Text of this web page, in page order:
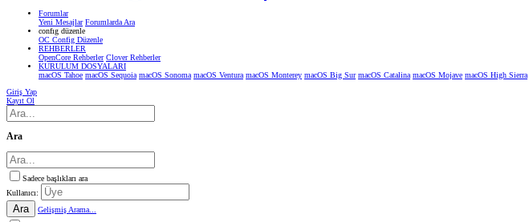
Forumlar
Yeni Mesajlar Forumlarda Ara
confıg düzenle
OC Config Düzenle
REHBERLER
OpenCore Rehberler Clover Rehberler
KURULUM DOSYALARI
macOS Tahoe macOS Sequoia macOS Sonoma macOS Ventura macOS Monterey macOS Big Sur macOS Catalina macOS Mojave macOS High Sierra
Giriş Yap
Kayıt Ol
Ara
Sadece başlıkları ara
Kullanıcı:
Ara
Gelişmiş Arama...